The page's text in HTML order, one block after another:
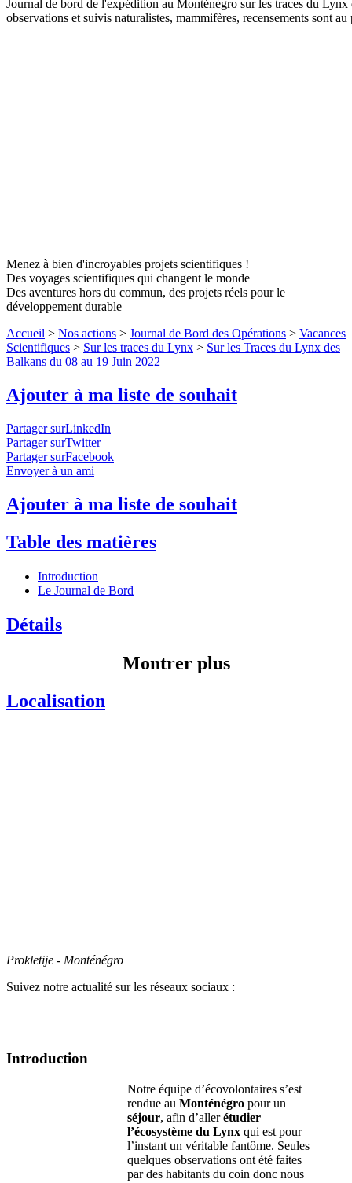
Journal de bord de l'expédition au Monténégro sur les traces du
observations et suivis naturalistes, mammifères, recensements sont
Menez à bien d'incroyables projets scientifiques !
Des voyages scientifiques qui changent le monde
Des aventures hors du commun, des projets réels pour le
développement durable
Accueil > Nos actions > Journal de Bord des Opérations > Vacances
Scientifiques > Sur les traces du Lynx > Sur les Traces du Lynx des
Balkans du 08 au 19 Juin 2022
Ajouter à ma liste de souhait
Partager surLinkedIn
Partager surTwitter
Partager surFacebook
Envoyer à un ami
Ajouter à ma liste de souhait
Table des matières
Introduction
Le Journal de Bord
Détails
Montrer plus
Localisation
Prokletije - Monténégro
Suivez notre actualité sur les réseaux sociaux :
Introduction
Notre équipe d’écovolontaires s’est
rendue au Monténégropour un
séjour, afin d’allerétudier
l’écosystème du Lynxqui est pour
l’instant un véritable fantôme. Seules
quelques observations ont été faites
par des habitants du coin donc nous